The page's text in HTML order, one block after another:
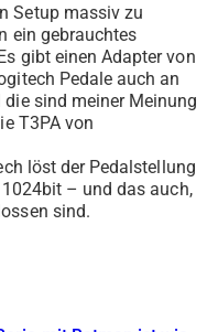
Setup massiv zu
ein gebrauchtes
gibt einen Adapter von
Pedale auch an
sind meiner Meinung
T3PA von
löst der Pedalstellung
– und das auch,
sind.